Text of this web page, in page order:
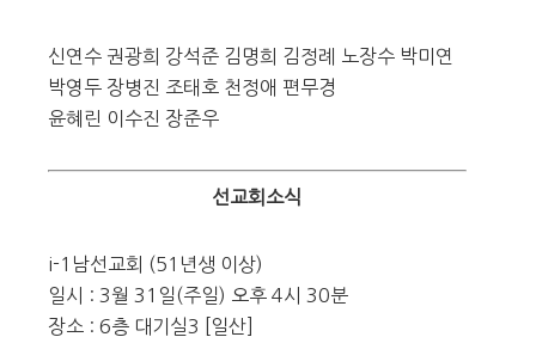
신연수 권광희 강석준 김명희 김정례 노장수 박미연
박영두 장병진 조태호 천정애 편무경
윤혜린 이수진 장준우
선교회소식
i-1남선교회 (51년생 이상)
일시 : 3월 31일(주일) 오후 4시 30분
장소 : 6층 대기실3 [일산]